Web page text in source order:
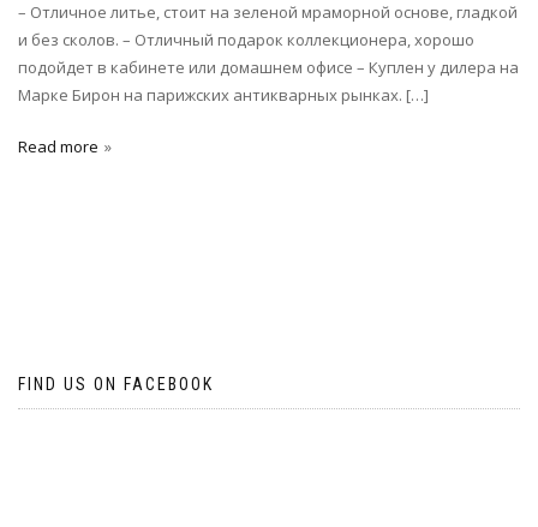
– Отличное литье, стоит на зеленой мраморной основе, гладкой
и без сколов. – Отличный подарок коллекционера, хорошо
подойдет в кабинете или домашнем офисе – Куплен у дилера на
Марке Бирон на парижских антикварных рынках. […]
Read more
FIND US ON FACEBOOK